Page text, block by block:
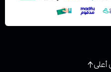
أعلى